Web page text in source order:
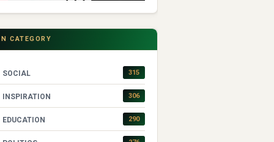
CATEGORY
SOCIAL 315
INSPIRATION 306
EDUCATION 290